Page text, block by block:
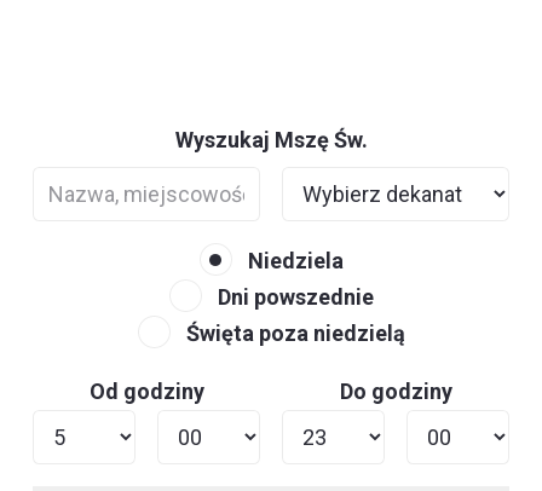
Wyszukaj Mszę Św.
Niedziela
Dni powszednie
Święta poza niedzielą
Od godziny Do godziny